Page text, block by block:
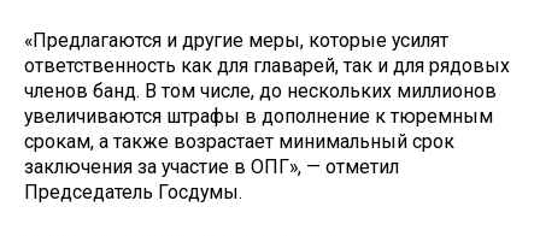
«Предлагаются и другие меры, которые усилят
ответственность как для главарей, так и для рядовых
членов банд. В том числе, до нескольких миллионов
увеличиваются штрафы в дополнение к тюремным
срокам, а также возрастает минимальный срок
заключения за участие в ОПГ», — отметил
Председатель Госдумы.